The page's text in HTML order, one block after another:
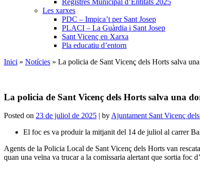
Registres Municipal d’Entitats 2025
Les xarxes
PDC – Impica’t per Sant Josep
PLACI – La Guàrdia i Sant Josep
Sant Vicenç en Xarxa
Pla educatiu d’entorn
Inici » Notícies » La policia de Sant Vicenç dels Horts salva
La policia de Sant Vicenç dels Horts salva una
Posted on 23 de juliol de 2025 | byAjuntament Sant Vicenç
El foc es va produir la mitjanit del 14 de juliol al carrer
Agents de la Policia Local de Sant Vicenç dels Horts van
quan una veïna va trucar a la comissaria alertant que sortia foc